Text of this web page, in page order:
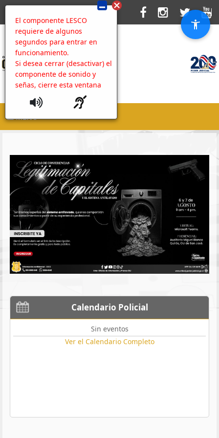
El componente LESCO
requiere de algunos
segundos para entrar en
funcionamiento.
Si desea cerrar (desactivar) el
componente de sonido y
señas, cierre esta ventana
MENU
Calendario Policial
Sin eventos
Ver el Calendario Completo